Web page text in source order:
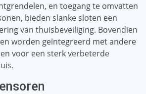
en toegang te omvatten
bieden slanke sloten een
van thuisbeveiliging. Bovendien
worden geïntegreerd met andere
voor een sterk verbeterde